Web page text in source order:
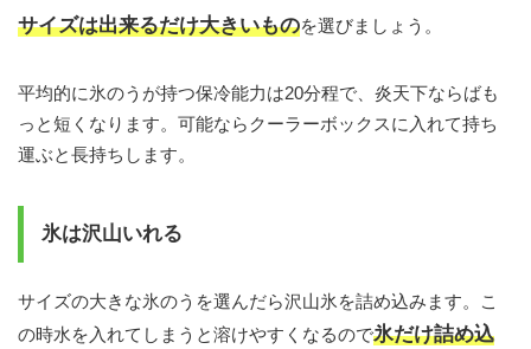
サイズは出来るだけ大きいものを選びましょう。
平均的に氷のうが持つ保冷能力は20分程で、炎天下ならばも
っと短くなります。可能ならクーラーボックスに入れて持ち
運ぶと長持ちします。
氷は沢山いれる
サイズの大きな氷のうを選んだら沢山氷を詰め込みます。こ
の時水を入れてしまうと溶けやすくなるので氷だけ詰め込